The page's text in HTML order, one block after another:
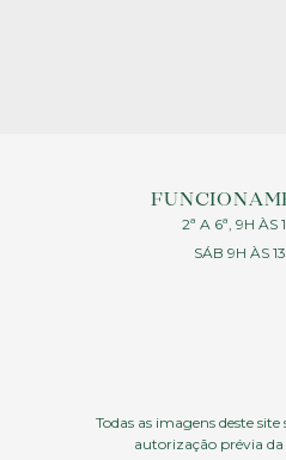
2ª A 6ª, 9H ÀS
SÁB 9H ÀS
Todas as imagens deste
autorização prévia da